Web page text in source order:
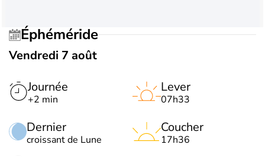
Éphéméride
Vendredi 7 août
Journée
+2 min
Dernier
croissant de Lune
Lever
07h33
Coucher
17h36